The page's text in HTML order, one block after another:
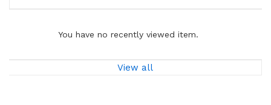
You have no recently viewed item.
View all